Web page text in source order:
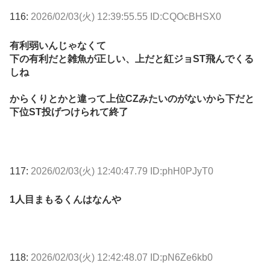
116: 2026/02/03(火) 12:39:55.55 ID:CQOcBHSX0
有利弱いんじゃなくて
下の有利だと雑魚が正しい、上だと紅ジョST飛んでくる
しね
からくりとかと違って上位CZみたいのがないから下だと
下位ST投げつけられて終了
117: 2026/02/03(火) 12:40:47.79 ID:phH0PJyT0
1人目まもるくんはなんや
118: 2026/02/03(火) 12:42:48.07 ID:pN6Ze6kb0